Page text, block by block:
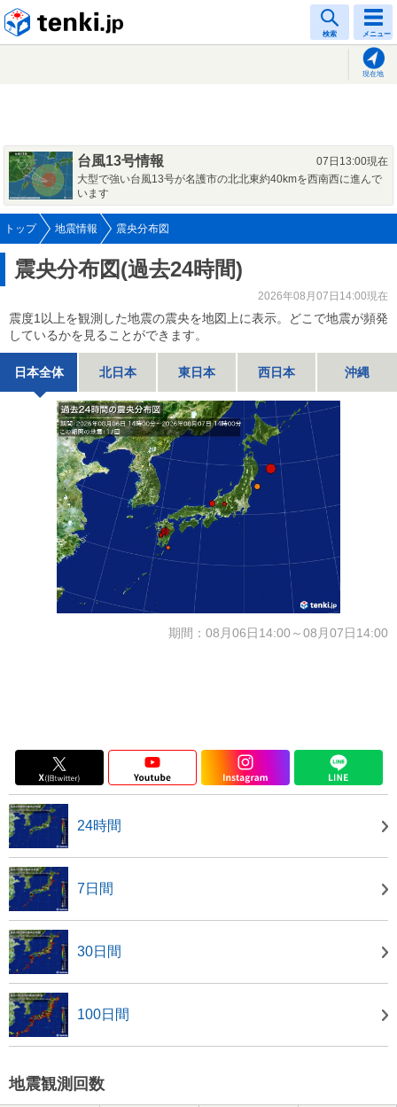
検索 メニュー
現在地
台風13号情報
07日13:00現在
大型で強い台風13号が名護市の北北東約40kmを西南西に進んで
います
トップ 地震情報 震央分布図
震央分布図(過去24時間)
2026年08月07日14:00現在
震度1以上を観測した地震の震央を地図上に表示。どこで地震が頻発
しているかを見ることができます。
日本全体 北日本 東日本 西日本 沖縄
期間：08月06日14:00～08月07日14:00
24時間
7日間
30日間
100日間
地震観測回数